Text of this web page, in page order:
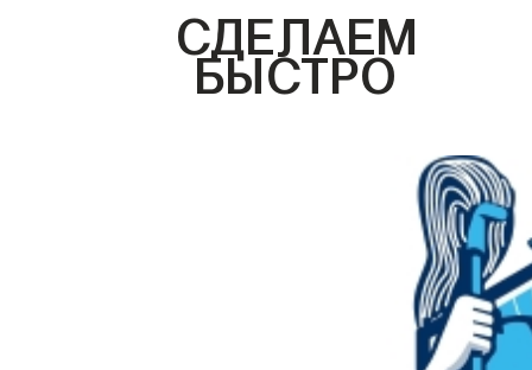
СДЕЛАЕМ
БЫСТРО